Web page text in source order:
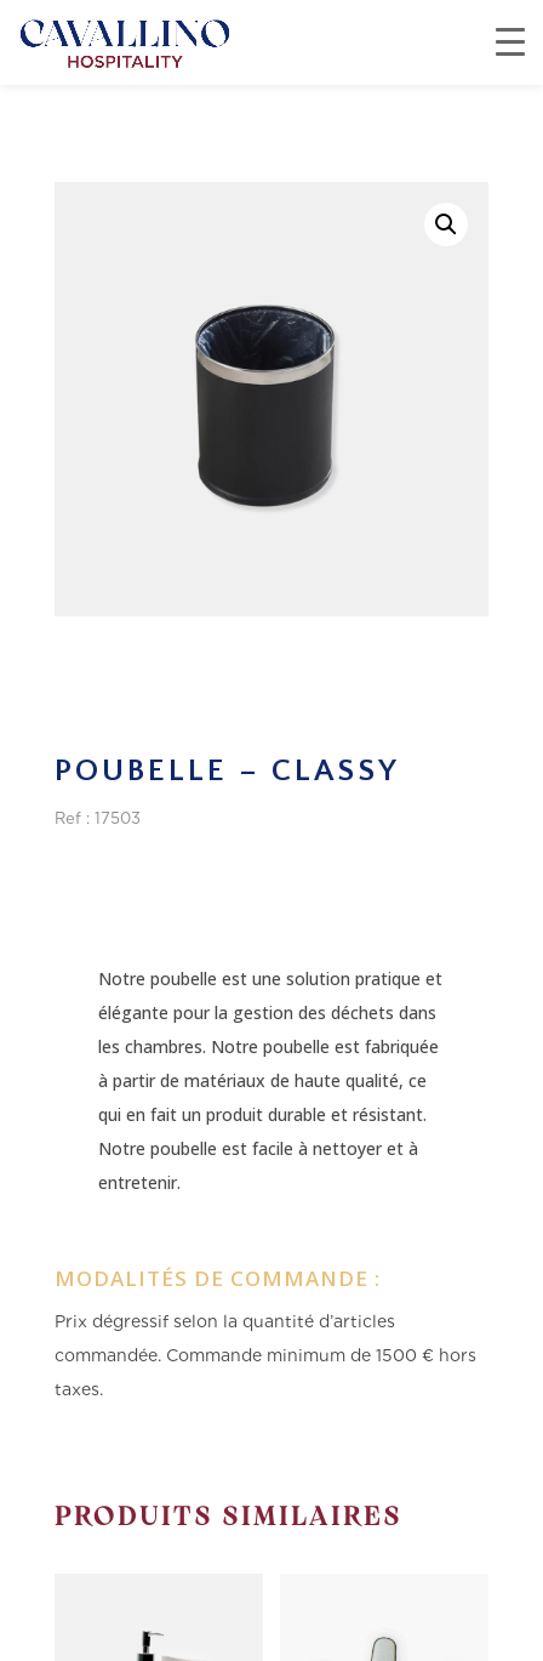
POUBELLE – CLASSY
Ref : 17503
Notre poubelle est une solution pratique et
élégante pour la gestion des déchets dans
les chambres. Notre poubelle est fabriquée
à partir de matériaux de haute qualité, ce
qui en fait un produit durable et résistant.
Notre poubelle est facile à nettoyer et à
entretenir.
MODALITÉS DE COMMANDE :
Prix dégressif selon la quantité d’articles
commandée. Commande minimum de 1500 € hors
taxes.
PRODUITS SIMILAIRES